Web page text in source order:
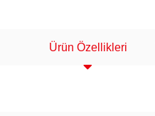
Ürün Özellikleri